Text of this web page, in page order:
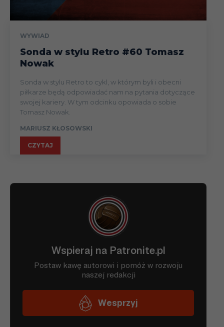
WYWIAD
Sonda w stylu Retro #60 Tomasz
Nowak
Sonda w stylu Retro to cykl, w którym byli i obecni
piłkarze będą odpowiadać nam na pytania dotyczące
swojej kariery. W tym odcinku opowiada o sobie
Tomasz Nowak.
MARIUSZ KŁOSOWSKI
CZYTAJ